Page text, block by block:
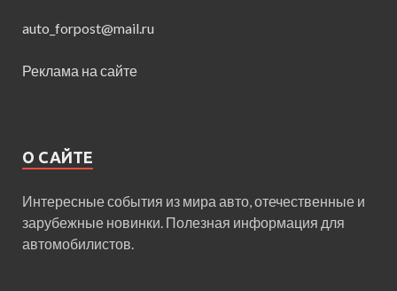
auto_forpost@mail.ru
Реклама на сайте
О САЙТЕ
Интересные события из мира авто, отечественные и
зарубежные новинки. Полезная информация для
автомобилистов.